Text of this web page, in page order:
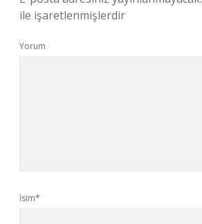
ile işaretlenmişlerdir
Yorum
İsim*